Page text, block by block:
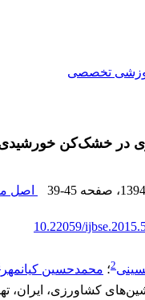
تخصصی
در خشک‌کن خورشیدی
، صفحه 39-45 اصل
10.22059/
2؛ محمدحسین کیانمهر
کشاورزی، ‌ایران‌،